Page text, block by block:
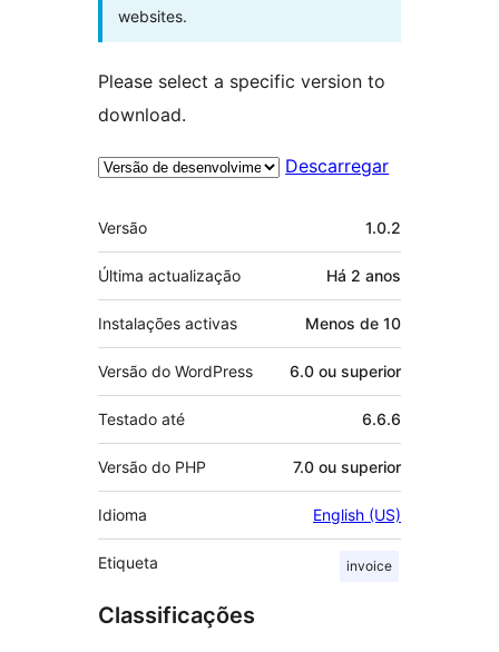
websites.
Please select a specific version to
download.
Descarregar
Metadados
Versão 1.0.2
Última actualização Há 2 anos
Instalações activas Menos de 10
Versão do WordPress 6.0 ou superior
Testado até 6.6.6
Versão do PHP 7.0 ou superior
Idioma English (US)
Etiqueta invoice
Classificações